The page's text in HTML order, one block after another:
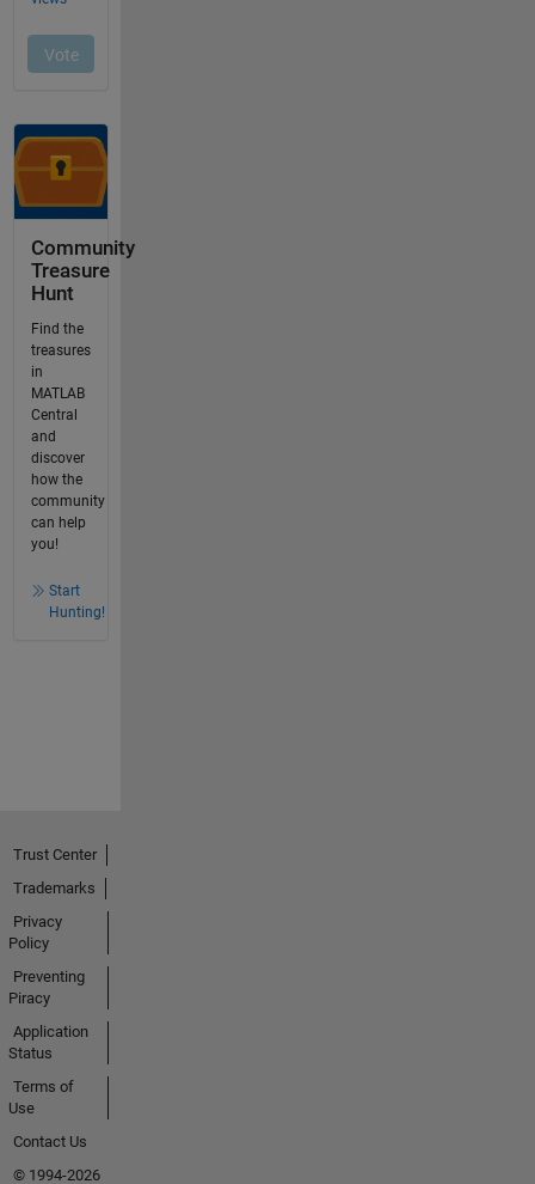
Community
Treasure
Hunt
Find the
treasures
in
MATLAB
Central
and
discover
how the
community
can help
you!
Start
Hunting!
Trust Center
Trademarks
Privacy
Policy
Preventing
Piracy
Application
Status
Terms of
Use
Contact Us
© 1994-2026